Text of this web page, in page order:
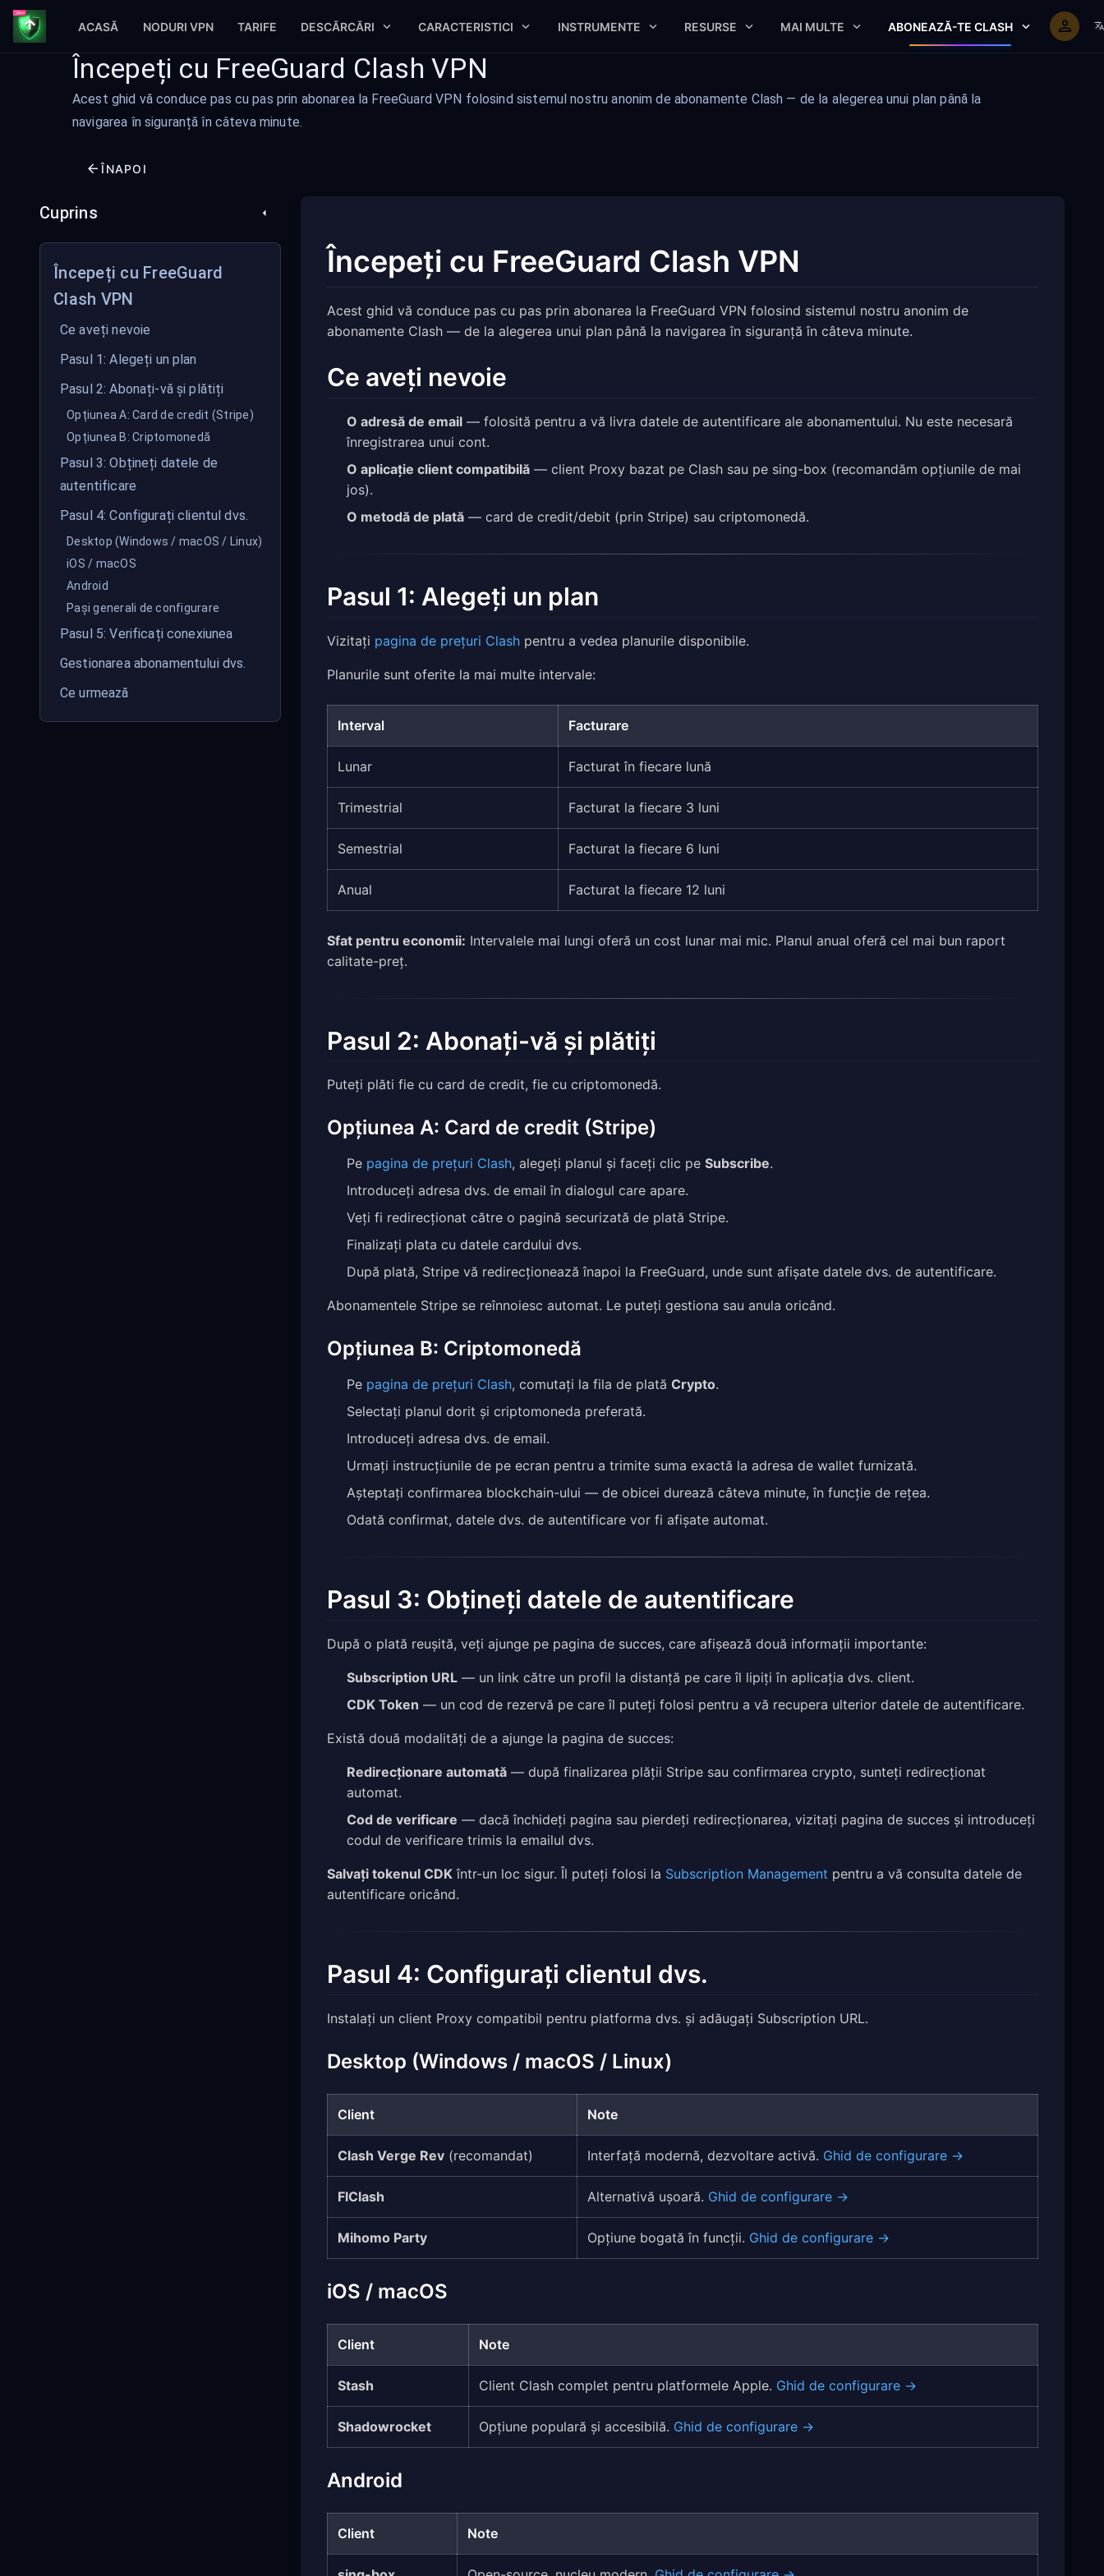
ACASĂ NODURI VPN TARIFE DESCĂRCĂRI CARACTERISTICI INSTRUMENTE RESURSE MAI MULTE ABONEAZĂ-TE CLASH
Începeți cu FreeGuard Clash VPN
Acest ghid vă conduce pas cu pas prin abonarea la FreeGuard VPN folosind sistemul nostru anonim de abonamente Clash — de la alegerea unui plan până la
navigarea în siguranță în câteva minute.
ÎNAPOI
Cuprins
Începeți cu FreeGuard
Clash VPN
Ce aveți nevoie
Pasul 1: Alegeți un plan
Pasul 2: Abonați-vă și plătiți
Opțiunea A: Card de credit (Stripe)
Opțiunea B: Criptomonedă
Pasul 3: Obțineți datele de
autentificare
Pasul 4: Configurați clientul dvs.
Desktop (Windows / macOS / Linux)
iOS / macOS
Android
Pași generali de configurare
Pasul 5: Verificați conexiunea
Gestionarea abonamentului dvs.
Ce urmează
Începeți cu FreeGuard Clash VPN
Acest ghid vă conduce pas cu pas prin abonarea la FreeGuard VPN folosind sistemul nostru anonim de
abonamente Clash — de la alegerea unui plan până la navigarea în siguranță în câteva minute.
Ce aveți nevoie
O adresă de email — folosită pentru a vă livra datele de autentificare ale abonamentului. Nu este necesară
înregistrarea unui cont.
O aplicație client compatibilă — client Proxy bazat pe Clash sau pe sing-box (recomandăm opțiunile de mai
jos).
O metodă de plată — card de credit/debit (prin Stripe) sau criptomonedă.
Pasul 1: Alegeți un plan
Vizitați pagina de prețuri Clash pentru a vedea planurile disponibile.
Planurile sunt oferite la mai multe intervale:
Interval Facturare
Lunar Facturat în fiecare lună
Trimestrial Facturat la fiecare 3 luni
Semestrial Facturat la fiecare 6 luni
Anual Facturat la fiecare 12 luni
Sfat pentru economii: Intervalele mai lungi oferă un cost lunar mai mic. Planul anual oferă cel mai bun raport
calitate-preț.
Pasul 2: Abonați-vă și plătiți
Puteți plăti fie cu card de credit, fie cu criptomonedă.
Opțiunea A: Card de credit (Stripe)
Pe pagina de prețuri Clash, alegeți planul și faceți clic pe Subscribe.
Introduceți adresa dvs. de email în dialogul care apare.
Veți fi redirecționat către o pagină securizată de plată Stripe.
Finalizați plata cu datele cardului dvs.
După plată, Stripe vă redirecționează înapoi la FreeGuard, unde sunt afișate datele dvs. de autentificare.
Abonamentele Stripe se reînnoiesc automat. Le puteți gestiona sau anula oricând.
Opțiunea B: Criptomonedă
Pe pagina de prețuri Clash, comutați la fila de plată Crypto.
Selectați planul dorit și criptomoneda preferată.
Introduceți adresa dvs. de email.
Urmați instrucțiunile de pe ecran pentru a trimite suma exactă la adresa de wallet furnizată.
Așteptați confirmarea blockchain-ului — de obicei durează câteva minute, în funcție de rețea.
Odată confirmat, datele dvs. de autentificare vor fi afișate automat.
Pasul 3: Obțineți datele de autentificare
După o plată reușită, veți ajunge pe pagina de succes, care afișează două informații importante:
Subscription URL — un link către un profil la distanță pe care îl lipiți în aplicația dvs. client.
CDK Token — un cod de rezervă pe care îl puteți folosi pentru a vă recupera ulterior datele de autentificare.
Există două modalități de a ajunge la pagina de succes:
Redirecționare automată — după finalizarea plății Stripe sau confirmarea crypto, sunteți redirecționat
automat.
Cod de verificare — dacă închideți pagina sau pierdeți redirecționarea, vizitați pagina de succes și introduceți
codul de verificare trimis la emailul dvs.
Salvați tokenul CDK într-un loc sigur. Îl puteți folosi la Subscription Management pentru a vă consulta datele de
autentificare oricând.
Pasul 4: Configurați clientul dvs.
Instalați un client Proxy compatibil pentru platforma dvs. și adăugați Subscription URL.
Desktop (Windows / macOS / Linux)
Client Note
Clash Verge Rev (recomandat) Interfață modernă, dezvoltare activă. Ghid de configurare →
FlClash Alternativă ușoară. Ghid de configurare →
Mihomo Party Opțiune bogată în funcții. Ghid de configurare →
iOS / macOS
Client Note
Stash Client Clash complet pentru platformele Apple. Ghid de configurare →
Shadowrocket Opțiune populară și accesibilă. Ghid de configurare →
Android
Client Note